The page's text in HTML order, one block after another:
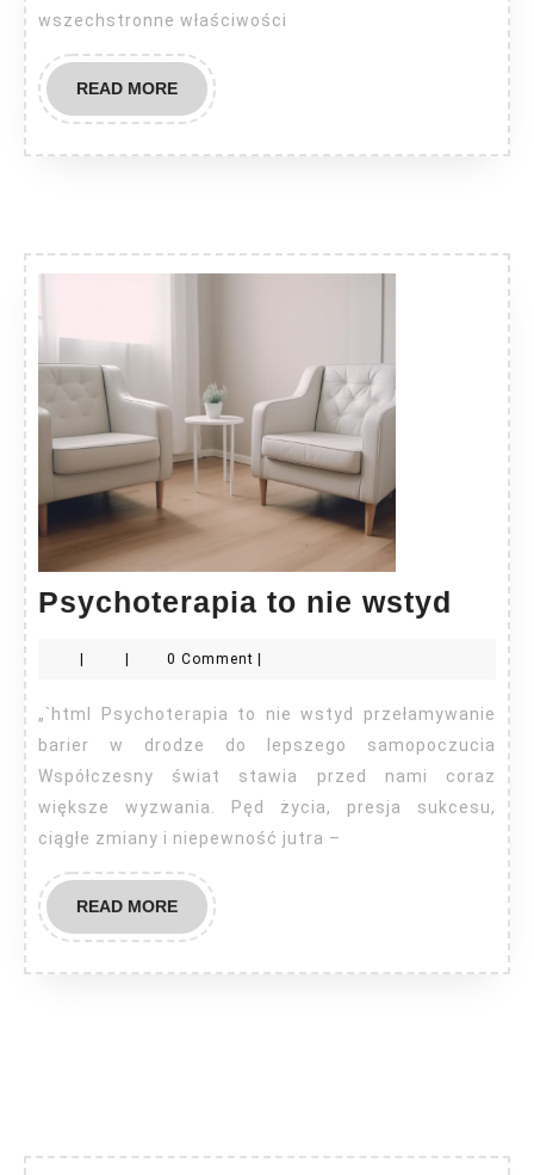
wszechstronne właściwości
READ MOREREAD
MORE
Psychoterapia to nie wstyd
0 Comment
„`html Psychoterapia to nie wstyd przełamywanie
barier w drodze do lepszego samopoczucia
Współczesny świat stawia przed nami coraz
większe wyzwania. Pęd życia, presja sukcesu,
ciągłe zmiany i niepewność jutra –
READ MOREREAD
MORE